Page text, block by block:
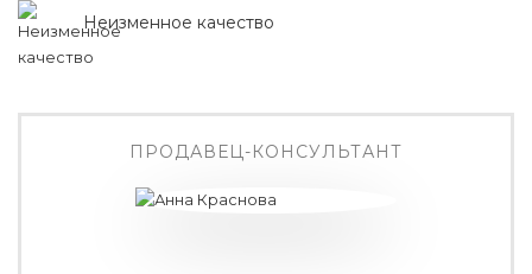
Неизменное качество
ПРОДАВЕЦ-КОНСУЛЬТАНТ